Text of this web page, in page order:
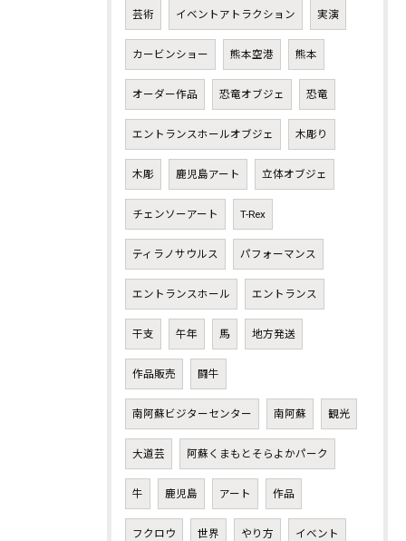
芸術 イベントアトラクション 実演
カービンショー 熊本空港 熊本
オーダー作品 恐竜オブジェ 恐竜
エントランスホールオブジェ 木彫り
木彫 鹿児島アート 立体オブジェ
チェンソーアート T-Rex
ティラノサウルス パフォーマンス
エントランスホール エントランス
干支 午年 馬 地方発送
作品販売 闘牛
南阿蘇ビジターセンター 南阿蘇 観光
大道芸 阿蘇くまもとそらよかパーク
牛 鹿児島 アート 作品
フクロウ 世界 やり方 イベント